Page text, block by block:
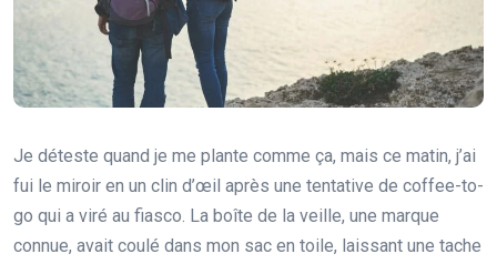
Je déteste quand je me plante comme ça, mais ce matin, j’ai
fui le miroir en un clin d’œil après une tentative de coffee-to-
go qui a viré au fiasco. La boîte de la veille, une marque
connue, avait coulé dans mon sac en toile, laissant une tache